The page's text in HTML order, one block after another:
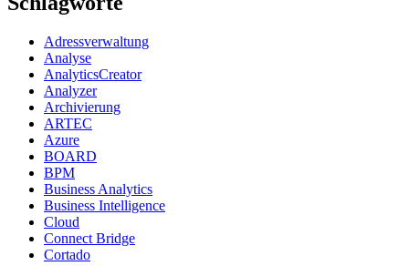
Adressverwaltung
Analyse
AnalyticsCreator
Analyzer
Archivierung
ARTEC
Azure
BOARD
BPM
Business Analytics
Business Intelligence
Cloud
Connect Bridge
Cortado